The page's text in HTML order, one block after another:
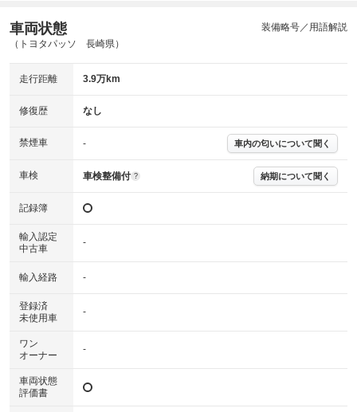
車両状態
（トヨタパッソ 長崎県）
装備略号／用語解説
走行距離 3.9万km
修復歴 なし
禁煙車 - 車内の匂いについて聞く
車検 車検整備付 ? 納期について聞く
記録簿
輸入認定
中古車
-
輸入経路 -
登録済
未使用車
-
ワン
オーナー
-
車両状態
評価書